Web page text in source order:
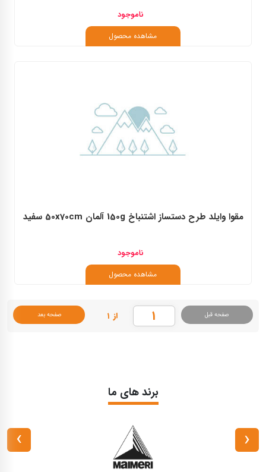
ناموجود
مشاهده محصول
مقوا وایلد طرح دستساز اشتنباخ 150g آلمان 50x70cm سفید
ناموجود
مشاهده محصول
صفحه قبل از ۱ صفحه بعد
برند های ما
‹
›